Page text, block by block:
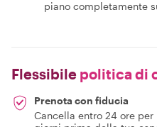
piano completamente
Flessibile politica di
Prenota con fiducia
Cancella entro 24 ore